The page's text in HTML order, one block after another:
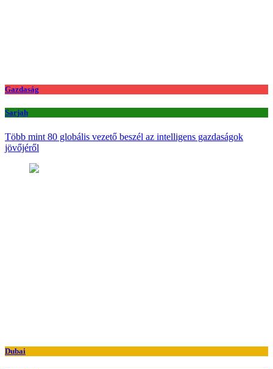
Gazdaság
Sarjah
Több mint 80 globális vezető beszél az intelligens gazdaságok
jövőjéről
Dubai